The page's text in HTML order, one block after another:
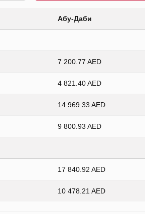
Абу-Даби
7 200.77 AED
4 821.40 AED
14 969.33 AED
9 800.93 AED
17 840.92 AED
10 478.21 AED